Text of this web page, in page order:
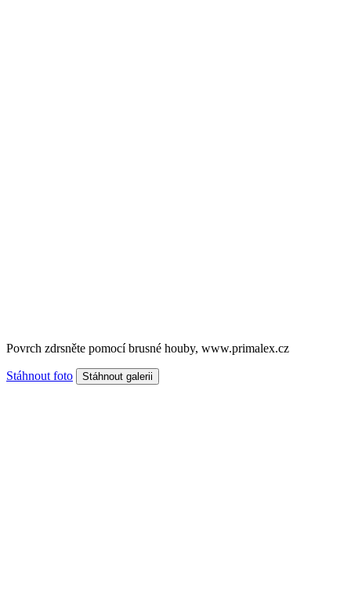
Povrch zdrsněte pomocí brusné houby, www.primalex.cz
Stáhnout foto